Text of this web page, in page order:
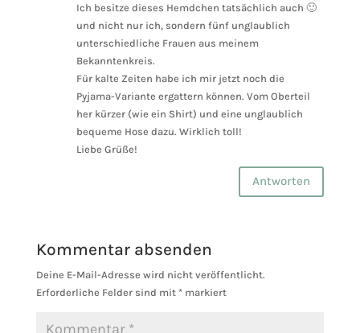
Ich besitze dieses Hemdchen tatsächlich auch 🙂
und nicht nur ich, sondern fünf unglaublich
unterschiedliche Frauen aus meinem
Bekanntenkreis.
Für kalte Zeiten habe ich mir jetzt noch die
Pyjama-Variante ergattern können. Vom Oberteil
her kürzer (wie ein Shirt) und eine unglaublich
bequeme Hose dazu. Wirklich toll!
Liebe Grüße!
Antworten
Kommentar absenden
Deine E-Mail-Adresse wird nicht veröffentlicht.
Erforderliche Felder sind mit *markiert